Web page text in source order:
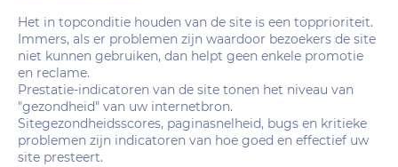
Het in topconditie houden van de site is een topprioriteit.
Immers, als er problemen zijn waardoor bezoekers de site
niet kunnen gebruiken, dan helpt geen enkele promotie
en reclame.
Prestatie-indicatoren van de site tonen het niveau van
"gezondheid" van uw internetbron.
Sitegezondheidsscores, paginasnelheid, bugs en kritieke
problemen zijn indicatoren van hoe goed en effectief uw
site presteert.